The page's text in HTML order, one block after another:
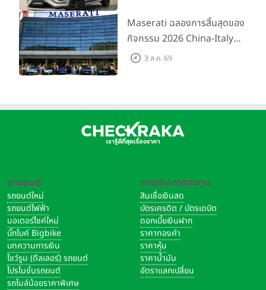
พร้อมข้อเสนอสุดคุ้ม
Maserati ฉลองการสิ้นสุดของ
กิจกรรม 2026 China-Italy
Grand Tour ณ สำนักงานใหญ่
3 ส.ค. 69
ยานยนต์
รถยนต์ใหม่
รถยนต์ไฟฟ้า
มอเตอร์ไซค์ใหม่
บิ๊กไบค์ Bigbike
บทความการเงิน
โชว์รูม (ดีลเลอร์) รถยนต์
โปรโมชั่นรถยนต์
รถไมล์น้อยราคาพิเศษ
การเงิน-การลงทุน
สินเชื่อเงินสด
บัตรเครดิต / บัตรเดบิต
ดอกเบี้ยเงินฝาก
ราคาทองคำ
ราคาหุ้น
ราคาน้ำมัน
อัตราแลกเปลี่ยน